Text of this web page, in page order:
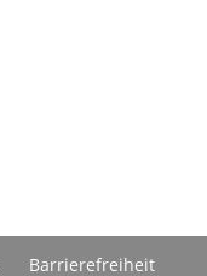
Barrierefreiheit